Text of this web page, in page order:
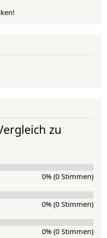
zu
0% (0 Stimmen)
0% (0 Stimmen)
0% (0 Stimmen)